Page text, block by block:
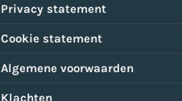
Privacy statement
Cookie statement
Algemene voorwaarden
Klachten